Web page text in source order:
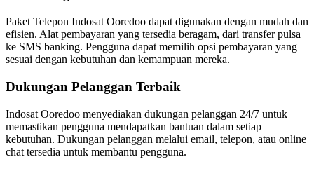
Paket Telepon Indosat Ooredoo dapat digunakan dengan mudah dan
efisien. Alat pembayaran yang tersedia beragam, dari transfer pulsa
ke SMS banking. Pengguna dapat memilih opsi pembayaran yang
sesuai dengan kebutuhan dan kemampuan mereka.
Dukungan Pelanggan Terbaik
Indosat Ooredoo menyediakan dukungan pelanggan 24/7 untuk
memastikan pengguna mendapatkan bantuan dalam setiap
kebutuhan. Dukungan pelanggan melalui email, telepon, atau online
chat tersedia untuk membantu pengguna.